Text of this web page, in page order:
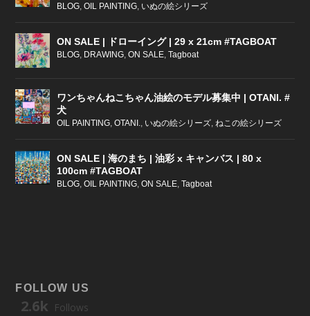
BLOG ,OIL PAINTING いぬの絵シリーズ
ON SALE | ドローイング | 29 x 21cm #TAGBOAT
BLOG DRAWING ,ON SALE ,Tagboat
ワンちゃんねこちゃん油絵のモデル募集中 | OTANI. #
犬
OIL PAINTING ,OTANI. いぬの絵シリーズ ,ねこの絵シリーズ
ON SALE | 海のまち | 油彩 x キャンバス | 80 x
100cm #TAGBOAT
BLOG ,OIL PAINTING ,ON SALE ,Tagboat
FOLLOW US
2.6k Follows